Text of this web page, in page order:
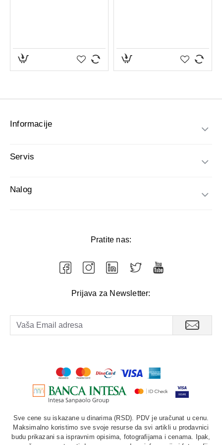
Informacije
Servis
Nalog
Pratite nas:
Prijava za Newsletter:
Sve cene su iskazane u dinarima (RSD). PDV je uračunat u cenu.
Maksimalno koristimo sve svoje resurse da svi artikli u prodavnici
budu prikazani sa ispravnim opisima, fotografijama i cenama. Ipak,